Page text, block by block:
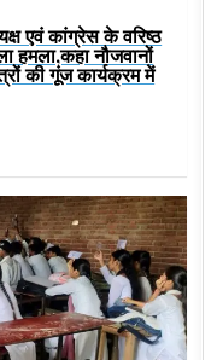
एवं कांग्रेस के वरिष्ठ
हमला,कहा नौजवानों
की गूंज कार्यक्रम में